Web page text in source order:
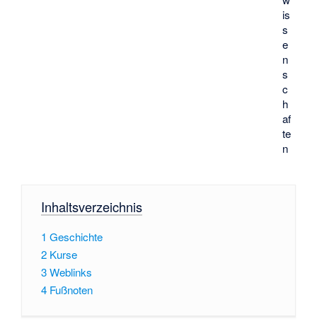
is
s
e
n
s
c
h
af
te
n
Inhaltsverzeichnis
1 Geschichte
2 Kurse
3Weblinks
4 Fußnoten